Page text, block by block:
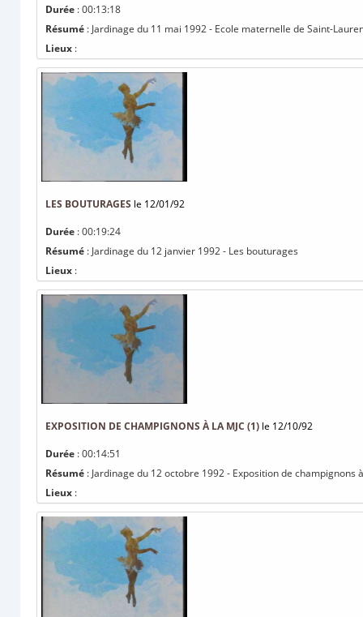
Durée : 00:13:18
Résumé : Jardinage du 11 mai 1992 - Ecole maternelle de Saint-
Lieux :
LES BOUTURAGES le 12/01/92
Durée : 00:19:24
Résumé : Jardinage du 12 janvier 1992 - Les bouturages
Lieux :
EXPOSITION DE CHAMPIGNONS À LA MJC (1) le 12/10/92
Durée : 00:14:51
Résumé : Jardinage du 12 octobre 1992 - Exposition de champignons
Lieux :